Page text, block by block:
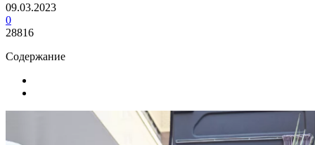
09.03.2023
0
28816
Содержание